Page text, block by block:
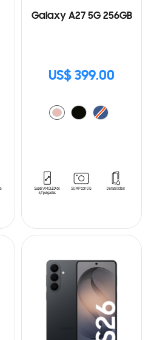
Galaxy A27 5G 256GB
US$ 399.00